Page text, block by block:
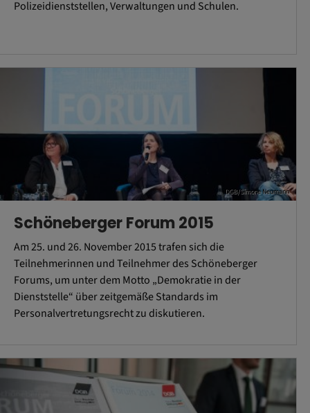
Polizeidienststellen, Verwaltungen und Schulen.
DGB/Simone Neumann
Schöneberger Forum 2015
Am 25. und 26. November 2015 trafen sich die
Teilnehmerinnen und Teilnehmer des Schöneberger
Forums, um unter dem Motto „Demokratie in der
Dienststelle“ über zeitgemäße Standards im
Personalvertretungsrecht zu diskutieren.